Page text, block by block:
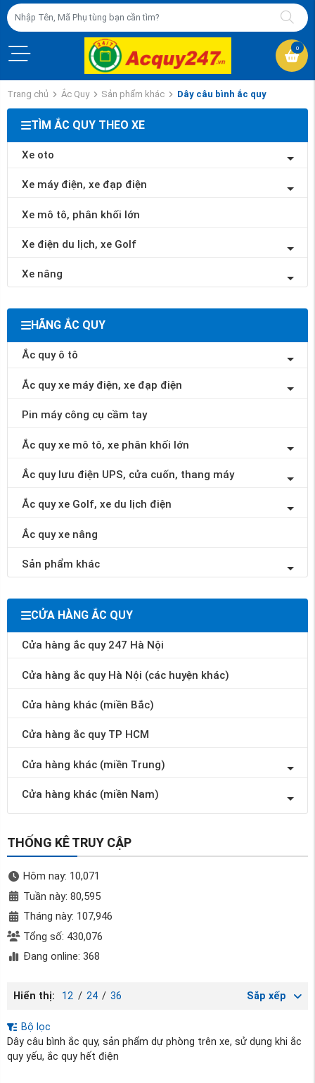
0
Trang chủ Ắc Quy Sản phẩm khác Dây câu bình ắc quy
TÌM ẮC QUY THEO XE
Xe oto
Xe máy điện, xe đạp điện
Xe mô tô, phân khối lớn
Xe điện du lịch, xe Golf
Xe nâng
HÃNG ẮC QUY
Ắc quy ô tô
Ắc quy xe máy điện, xe đạp điện
Pin máy công cụ cầm tay
Ắc quy xe mô tô, xe phân khối lớn
Ắc quy lưu điện UPS, cửa cuốn, thang máy
Ắc quy xe Golf, xe du lịch điện
Ắc quy xe nâng
Sản phẩm khác
CỬA HÀNG ẮC QUY
Cửa hàng ắc quy 247 Hà Nội
Cửa hàng ắc quy Hà Nội (các huyện khác)
Cửa hàng khác (miền Bắc)
Cửa hàng ắc quy TP HCM
Cửa hàng khác (miền Trung)
Cửa hàng khác (miền Nam)
THỐNG KÊ TRUY CẬP
Hôm nay: 10,071
Tuần này: 80,595
Tháng này: 107,946
Tổng số: 430,076
Đang online: 368
Hiển thị: 12 / 24 / 36 Sắp xếp
Bộ lọc
Dây câu bình ắc quy, sản phẩm dự phòng trên xe, sử dụng khi ắc
quy yếu, ắc quy hết điện